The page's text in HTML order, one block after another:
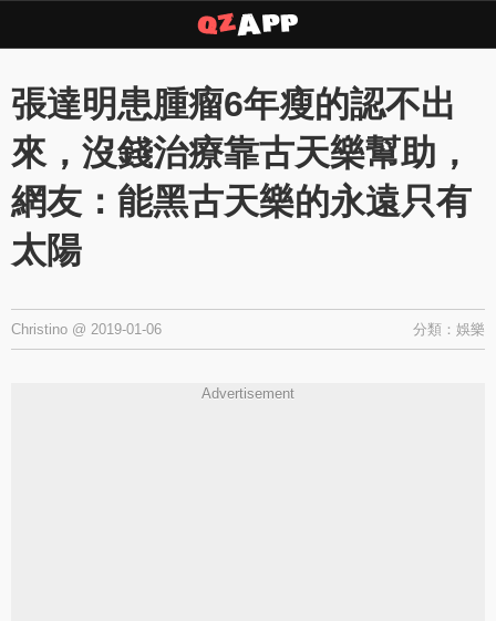
張達明患腫瘤6年瘦的認不出
來，沒錢治療靠古天樂幫助，
網友：能黑古天樂的永遠只有
太陽
分類： 娛樂
Christino @ 2019-01-06
Advertisement
Copyright © 2026 ·QZAPP